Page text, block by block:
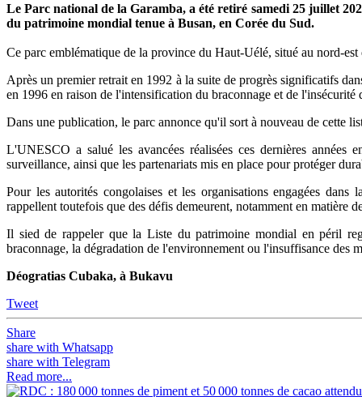
Le Parc national de la Garamba, a été retiré samedi 25 juillet
du patrimoine mondial tenue à Busan, en Corée du Sud.
Ce parc emblématique de la province du Haut-Uélé, situé au nord-est
Après un premier retrait en 1992 à la suite de progrès significatifs
en 1996 en raison de l'intensification du braconnage et de l'insécurité
Dans une publication, le parc annonce qu'il sort à nouveau de cette
L'UNESCO a salué les avancées réalisées ces dernières années
surveillance, ainsi que les partenariats mis en place pour protéger
Pour les autorités congolaises et les organisations engagées
rappellent toutefois que des défis demeurent, notamment en matière
Il sied de rappeler que la Liste du patrimoine mondial en péril
braconnage, la dégradation de l'environnement ou l'insuffisance des
Déogratias Cubaka, à Bukavu
Tweet
Share
share with Whatsapp
share with Telegram
Read more...